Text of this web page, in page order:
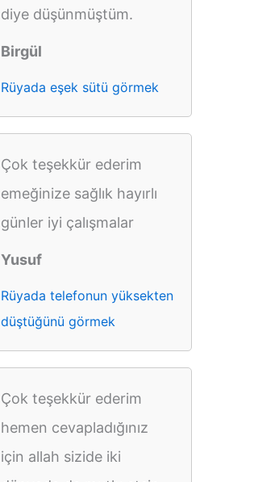
diye düşünmüştüm.
Birgül
Rüyada eşek sütü görmek
Çok teşekkür ederim
emeğinize sağlık hayırlı
günler iyi çalışmalar
Yusuf
Rüyada telefonun yüksekten
düştüğünü görmek
Çok teşekkür ederim
hemen cevapladığınız
için allah sizide iki